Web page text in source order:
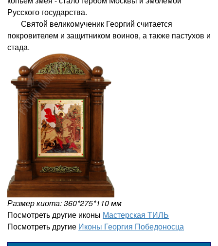
Русского государства.
Святой великомученик Георгий считается
покровителем и защитником воинов, а также пастухов и
стада.
Размер киота: 360*275*110 мм
Посмотреть другие иконы Мастерская ТИЛЬ
Посмотреть другие Иконы Георгия Победоносца